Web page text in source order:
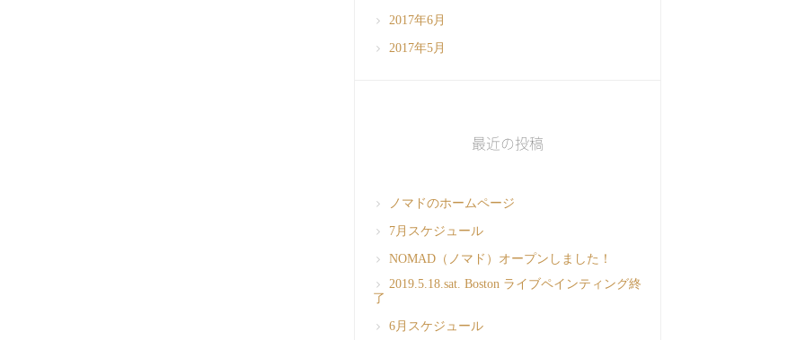
2017年6月
2017年5月
最近の投稿
ノマドのホームページ
7月スケジュール
NOMAD（ノマド）オープンしました！
2019.5.18.sat. Boston ライブペインティング終
了
6月スケジュール